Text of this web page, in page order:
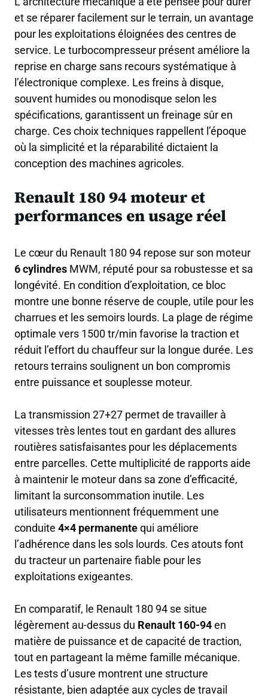
et se réparer facilement sur le terrain, un avantage
pour les exploitations éloignées des centres de
service. Le turbocompresseur présent améliore la
reprise en charge sans recours systématique à
l’électronique complexe. Les freins à disque,
souvent humides ou monodisque selon les
spécifications, garantissent un freinage sûr en
charge. Ces choix techniques rappellent l’époque
où la simplicité et la réparabilité dictaient la
conception des machines agricoles.
Renault 180 94 moteur et
performances en usage réel
Le cœur du Renault 180 94 repose sur son moteur
6 cylindres MWM, réputé pour sa robustesse et sa
longévité. En condition d’exploitation, ce bloc
montre une bonne réserve de couple, utile pour les
charrues et les semoirs lourds. La plage de régime
optimale vers 1500 tr/min favorise la traction et
réduit l’effort du chauffeur sur la longue durée. Les
retours terrains soulignent un bon compromis
entre puissance et souplesse moteur.
La transmission 27+27 permet de travailler à
vitesses très lentes tout en gardant des allures
routières satisfaisantes pour les déplacements
entre parcelles. Cette multiplicité de rapports aide
à maintenir le moteur dans sa zone d’efficacité,
limitant la surconsommation inutile. Les
utilisateurs mentionnent fréquemment une
conduite 4×4 permanentequi améliore
l’adhérence dans les sols lourds. Ces atouts font
du tracteur un partenaire fiable pour les
exploitations exigeantes.
En comparatif, le Renault 180 94 se situe
légèrement au-dessus du Renault 160-94en
matière de puissance et de capacité de traction,
tout en partageant la même famille mécanique.
Les tests d’usure montrent une structure
résistante, bien adaptée aux cycles de travail